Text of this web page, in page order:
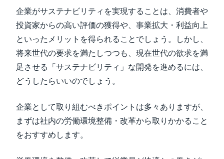
企業がサステナビリティを実現することは、消費者や
投資家からの高い評価の獲得や、事業拡大・利益向上
といったメリットを得られることでしょう。しかし、
将来世代の要求を満たしつつも、現在世代の欲求を満
足させる「サステナビリティ」な開発を進めるには、
どうしたらいいのでしょう。
企業として取り組むべきポイントは多々ありますが、
まずは社内の労働環境整備・改革から取りかかること
をおすすめします。